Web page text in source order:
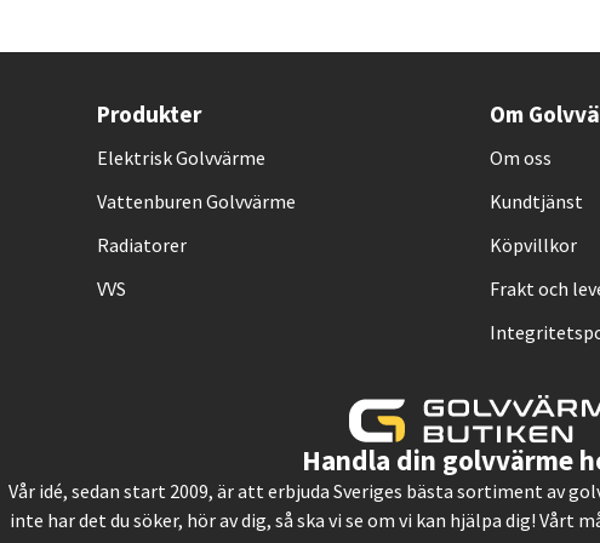
Produkter
Elektrisk Golvvärme
Vattenburen Golvvärme
Radiatorer
VVS
Om
Om oss
Kundtjänst
Köpvillkor
Frakt och
Handla din golvvärme
Vår idé, sedan start 2009, är att erbjuda Sveriges bästa sortiment av
inte har det du söker, hör av dig, så ska vi se om vi kan hjälpa dig! Vårt